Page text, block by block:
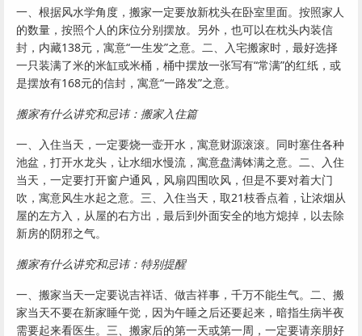
一、根据风水学角度，搬家一定要放新枕头在卧室里面。按照家人
的数量，按照个人的床位分别摆放。另外，也可以在枕头内装信
封，内藏138元，寓意“一生发”之意。二、入宅搬家时，最好选择
一只装满了米的米缸或米桶，桶中摆放一张写有“常满”的红纸，或
是摆放有168元的信封，寓意“一路发”之意。
搬家有什么讲究和忌讳：搬家入住篇
一、入住当天，一定要烧一壶开水，寓意财源滚滚。同时塞住各种
池盆，打开水龙头，让水细水慢流，寓意盘满钵满之意。二、入住
当天，一定要打开窗户通风，风扇四围吹风，但是不要对着大门
吹，寓意风生水起之意。三、入住当天，取21枝香点着，让浓烟从
屋的左方入，从屋的右方出，最后到外面安全的地方熄掉，以去除
新房的阴邪之气。
搬家有什么讲究和忌讳：特别提醒
一、搬家当天一定要说吉祥话、做吉祥事，千万不能生气。二、搬
家当天不要在新家睡午觉，因为午睡之后还要起来，暗指生病半夜
需要起来看医生。三、搬家后的第一天或第一周，一定要请亲朋好